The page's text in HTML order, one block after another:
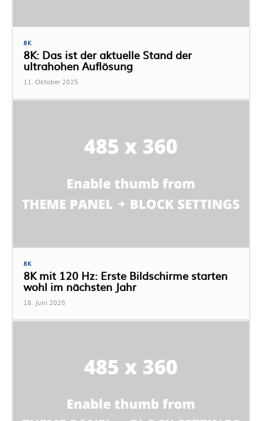
8K
8K: Das ist der aktuelle Stand der
ultrahohen Auflösung
11. Oktober 2025
8K
8K mit 120 Hz: Erste Bildschirme starten
wohl im nächsten Jahr
18. Juni 2025